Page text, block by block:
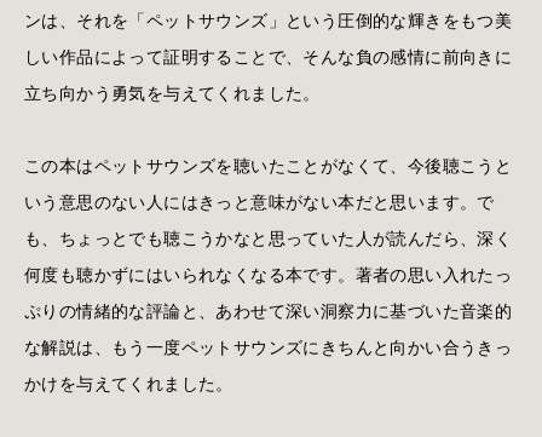
ンは、それを「ペットサウンズ」という圧倒的な輝きをもつ美
しい作品によって証明することで、そんな負の感情に前向きに
立ち向かう勇気を与えてくれました。
この本はペットサウンズを聴いたことがなくて、今後聴こうと
いう意思のない人にはきっと意味がない本だと思います。で
も、ちょっとでも聴こうかなと思っていた人が読んだら、深く
何度も聴かずにはいられなくなる本です。著者の思い入れたっ
ぷりの情緒的な評論と、あわせて深い洞察力に基づいた音楽的
な解説は、もう一度ペットサウンズにきちんと向かい合うきっ
かけを与えてくれました。